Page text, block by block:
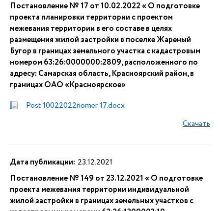
Постановление № 17 от 10.02.2022 « О подготовке
проекта планировки территории с проектом
межевания территории в его составе в целях
размещения жилой застройки в поселке Жареный
Бугор в границах земельного участка с кадастровым
номером 63:26:0000000:2809, расположенного по
адресу: Самарская область, Красноярский район, в
границах ОАО «Красноярское»
Post 10022022nomer 17.docx
Скачать
Дата публикации: 23.12.2021
Постановление № 149 от 23.12.2021 « О подготовке
проекта межевания территории индивидуальной
жилой застройки в границах земельных участков с